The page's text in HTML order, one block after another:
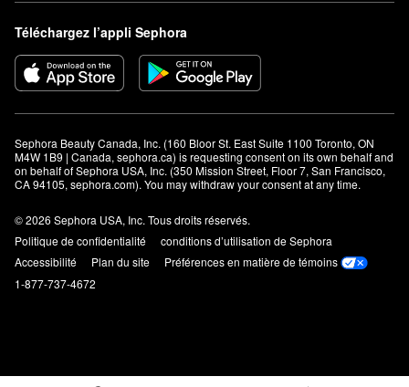
Téléchargez l’appli Sephora
Sephora Beauty Canada, Inc. (160 Bloor St. East Suite 1100 Toronto, ON
M4W 1B9 | Canada, sephora.ca) is requesting consent on its own behalf and
on behalf of Sephora USA, Inc. (350 Mission Street, Floor 7, San Francisco,
CA 94105, sephora.com). You may withdraw your consent at any time.
© 2026 Sephora USA, Inc. Tous droits réservés.
Politique de confidentialité
conditions d’utilisation de Sephora
Accessibilité
Plan du site
Préférences en matière de témoins
1-877-737-4672